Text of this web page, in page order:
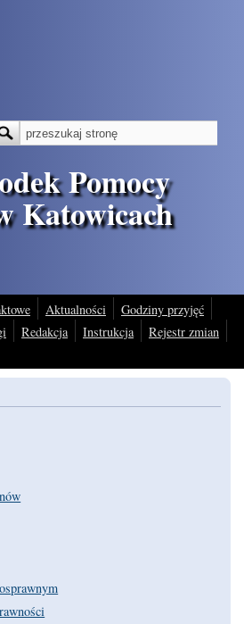
Pomocy
Katowicach
wyszukiwania
Szukaj
Aktualności
Godziny przyjęć
Redakcja Instrukcja
Rejestr zmian